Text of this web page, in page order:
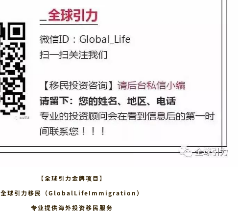
【全球引力金牌项目】
全球引力移民（GlobalLifeImmigration）
专业提供海外投资移民服务